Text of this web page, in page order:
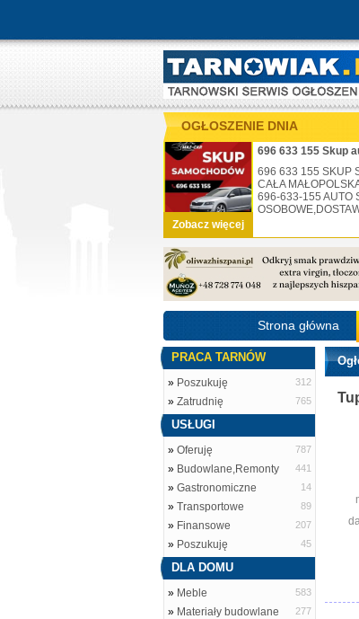
OGŁOSZENIE DNIA
Zobacz więcej
696 633 155 Skup
696 633 155 SKUP
CAŁA
696-633-155 AUTO
Strona główna
PRACA TARNÓW
» Poszukuję 312
» Zatrudnię 765
USŁUGI
» Oferuję 787
» Budowlane,Remonty 441
» Gastronomiczne 14
» Transportowe 89
» Finansowe 207
» Poszukuję 45
DLA DOMU
» Meble 583
» Materiały budowlane 277